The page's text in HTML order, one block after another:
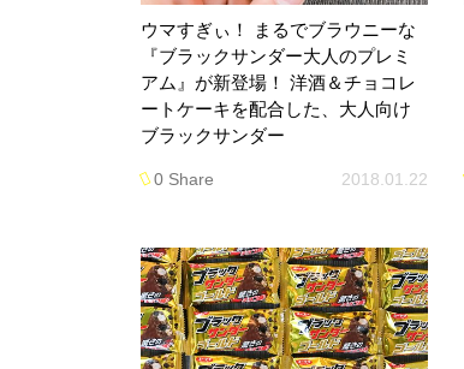
ウマすぎぃ！ まるでブラウニーな
『ブラックサンダー大人のプレミ
アム』が新登場！ 洋酒＆チョコレ
ートケーキを配合した、大人向け
ブラックサンダー
0 Share 2018.01.22